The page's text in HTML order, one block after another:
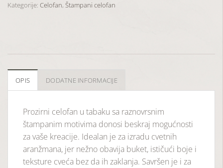
Kategorije: Celofan, Štampani celofan
OPIS DODATNE INFORMACIJE
Prozirni celofan u tabaku sa raznovrsnim
štampanim motivima donosi beskraj mogućnosti
za vaše kreacije. Idealan je za izradu cvetnih
aranžmana, jer nežno obavija buket, ističući boje i
teksture cveća bez da ih zaklanja. Savršen je i za